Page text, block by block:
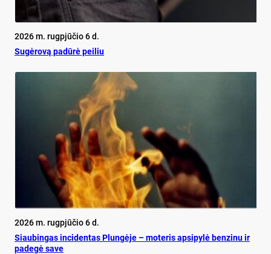
2026 m. rugpjūčio 6 d.
Su­gė­ro­vą pa­dū­rė pei­liu
2026 m. rugpjūčio 6 d.
Siau­bin­gas in­ci­den­tas Plun­gė­je – mo­te­ris ap­si­py­lė ben­zi­nu ir
pa­de­gė sa­ve